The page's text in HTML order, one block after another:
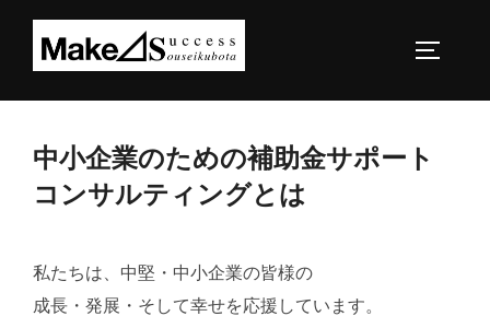
ン
中小企業のための補助金サポート
コンサルティングとは
私たちは、中堅・中小企業の皆様の
成長・発展・そして幸せを応援しています。